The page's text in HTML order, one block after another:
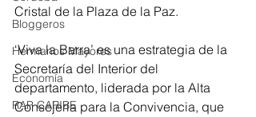
Bloggeros
Hermanos Mayores
Economía
RAP CARIBE
Cristal de la Plaza de la Paz.
‘Viva la Barra’ es una estrategia de la
Secretaría del Interior del
departamento, liderada por la Alta
Consejería para la Convivencia, que